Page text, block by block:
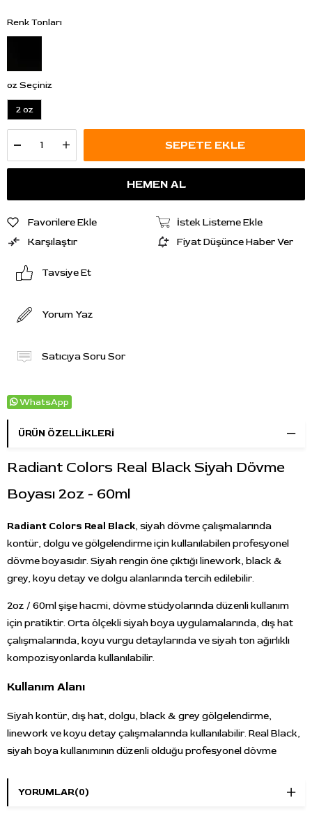
Renk Tonları
oz Seçiniz
2 oz
Favorilere Ekle
İstek Listeme Ekle
Karşılaştır
Fiyat Düşünce Haber Ver
Tavsiye Et
Yorum Yaz
Satıcıya Soru Sor
WhatsApp
ÜRÜN ÖZELLIKLERI
Radiant Colors Real Black Siyah Dövme
Boyası 2oz - 60ml
Radiant Colors Real Black, siyah dövme çalışmalarında
kontür, dolgu ve gölgelendirme için kullanılabilen profesyonel
dövme boyasıdır. Siyah rengin öne çıktığı linework, black &
grey, koyu detay ve dolgu alanlarında tercih edilebilir.
2oz / 60ml şişe hacmi, dövme stüdyolarında düzenli kullanım
için pratiktir. Orta ölçekli siyah boya uygulamalarında, dış hat
çalışmalarında, koyu vurgu detaylarında ve siyah ton ağırlıklı
kompozisyonlarda kullanılabilir.
Kullanım Alanı
Siyah kontür, dış hat, dolgu, black & grey gölgelendirme,
linework ve koyu detay çalışmalarında kullanılabilir. Real Black,
siyah boya kullanımının düzenli olduğu profesyonel dövme
Öne Çıkan Özellikler
YORUMLAR(0)